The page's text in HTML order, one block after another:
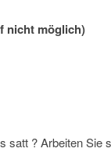
nicht möglich)
satt ? Arbeiten Sie